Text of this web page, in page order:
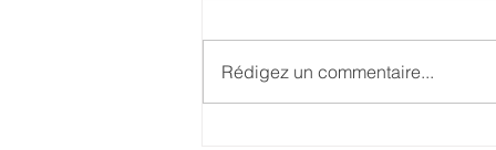
Rédigez un commentaire...